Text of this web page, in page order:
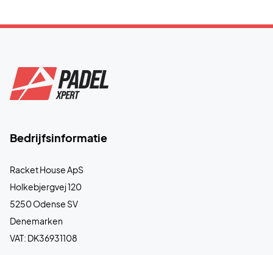
Bedrijfsinformatie
Racket House ApS
Holkebjergvej 120
5250 Odense SV
Denemarken
VAT: DK36931108